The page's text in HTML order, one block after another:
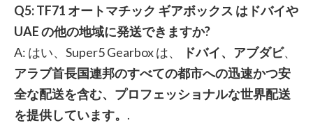
Q5: TF71 オートマチック ギアボックス はドバイや
UAE の他の地域に発送できますか?
A: はい、Super5 Gearbox は、
ドバイ、アブダビ、
アラブ首長国連邦のすべての都市への迅速かつ安
全な配送を含む、プロフェッショナルな世界配送
を提供しています。 .